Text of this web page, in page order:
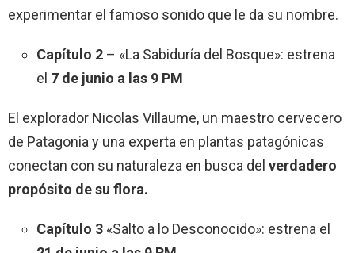
experimentar el famoso sonido que le da su nombre.
Capítulo 2 – «La Sabiduría del Bosque»: estrena
el 7 de junio a las 9 PM
El explorador Nicolas Villaume, un maestro cervecero
de Patagonia y una experta en plantas patagónicas
conectan con su naturaleza en busca del verdadero
propósito de su flora.
Capítulo 3 «Salto a lo Desconocido»: estrena el